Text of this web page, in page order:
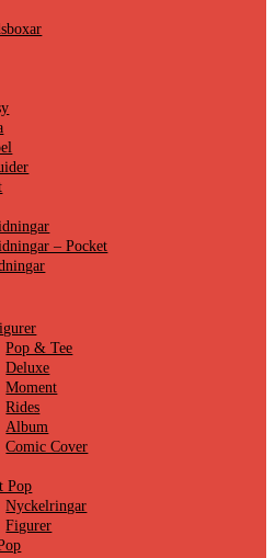
– Pocket
Pop & Tee
Deluxe
Moment
Rides
Album
Comic Cover
Pop
Nyckelringar
Figurer